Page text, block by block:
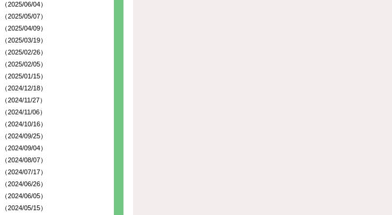
（2025/06/04）
（2025/05/07）
（2025/04/09）
（2025/03/19）
（2025/02/26）
（2025/02/05）
（2025/01/15）
（2024/12/18）
（2024/11/27）
（2024/11/06）
（2024/10/16）
（2024/09/25）
（2024/09/04）
（2024/08/07）
（2024/07/17）
（2024/06/26）
（2024/06/05）
（2024/05/15）